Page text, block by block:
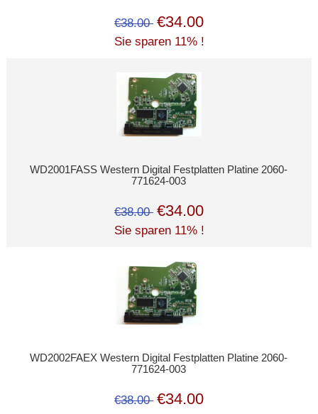
€38.00 €34.00
Sie sparen 11% !
WD2001FASS Western Digital Festplatten Platine 2060-
771624-003
€38.00 €34.00
Sie sparen 11% !
WD2002FAEX Western Digital Festplatten Platine 2060-
771624-003
€38.00 €34.00